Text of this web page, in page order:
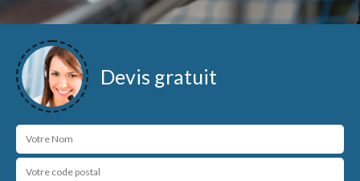
Devis gratuit